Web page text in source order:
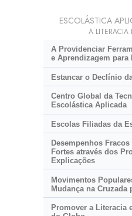
ESCOLÁSTICA
A LITERACIA
A Providenciar
e Aprendizagem para
Estancar o Declínio
Centro Global da
Escolástica Aplicada
Escolas Filiadas da
Desempenhos
Fortes através dos
Explicações
Movimentos
Mudança na Cruzada
Promover a Literacia